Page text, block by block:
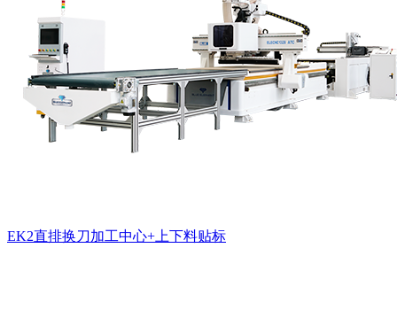
EK2直排换刀加工中心+上下料贴标